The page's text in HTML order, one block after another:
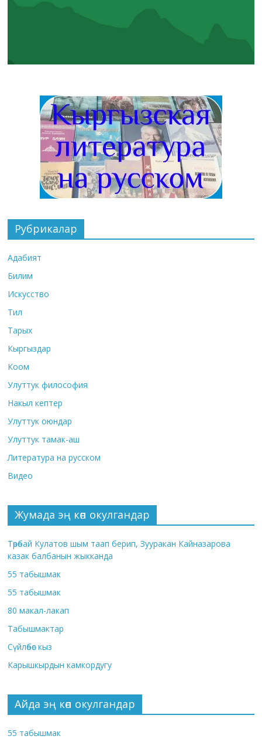
Рубрикалар
Адабият
Билим
Искусство
Тил
Тарых
Кыргыздар
Коом
Улуттук философия
Накыл кептер
Улуттук оюндар
Улуттук тамак-аш
Литература на русском
Видео
Жумада эң көп окулгандар
Төрөбай Кулатов шым таап берип, Зууракан Кайназарова
казак балбанын жыкканда
55 табышмак
55 табышмак
80 макал-лакап
Табышмактар
Сүйлөбөс кыз
Карышкырдын камкордугу
Айда эң көп окулгандар
55 табышмак